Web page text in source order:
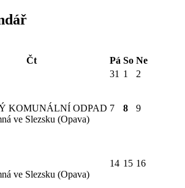
Čt Pá So Ne
31 1 2
KOMUNÁLNÍ ODPAD
ve Slezsku (Opava)
7 8 9
ve Slezsku (Opava)
14 15 16